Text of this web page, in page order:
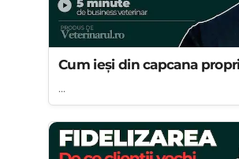
Cum ieși din capcana
...